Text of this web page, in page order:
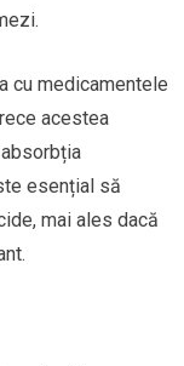
cu medicamentele
acestea
esențial să
mai ales dacă